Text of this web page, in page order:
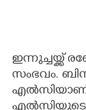
ഇന്നുച്ചയ്ക്ക്
സംഭവം.
എൽസിയാണ്